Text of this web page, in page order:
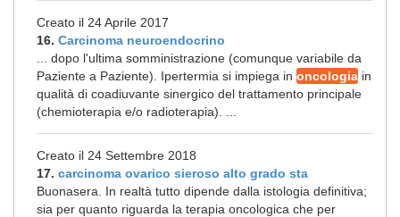
Creato il 24 Aprile 2017
16. Carcinoma neuroendocrino
... dopo l'ultima somministrazione (comunque variabile da
Paziente a Paziente). Ipertermia si impiega in oncologia in
qualità di coadiuvante sinergico del trattamento principale
(chemioterapia e/o radioterapia). ...
Creato il 24 Settembre 2018
17. carcinoma ovarico sieroso alto grado sta
Buonasera. In realtà tutto dipende dalla istologia definitiva;
sia per quanto riguarda la terapia oncologica che per